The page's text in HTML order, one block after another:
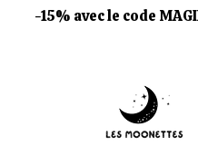
-15% avec le code